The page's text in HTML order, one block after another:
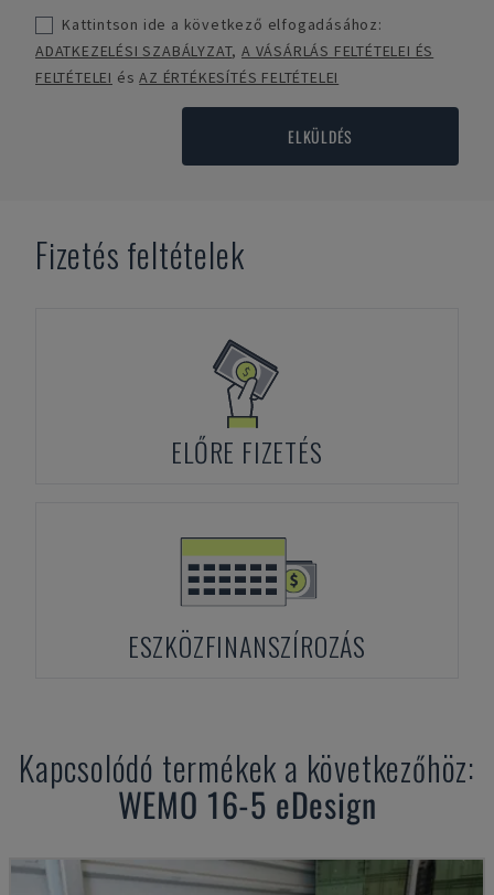
Kattintson ide a következő elfogadásához:
ADATKEZELÉSI SZABÁLYZAT,A VÁSÁRLÁS FELTÉTELEI ÉS
FELTÉTELEI ésAZ ÉRTÉKESÍTÉS FELTÉTELEI
ELKÜLDÉS
Fizetés feltételek
ELŐRE FIZETÉS
ESZKÖZFINANSZÍROZÁS
Kapcsolódó termékek a következőhöz:
WEMO 16-5 eDesign